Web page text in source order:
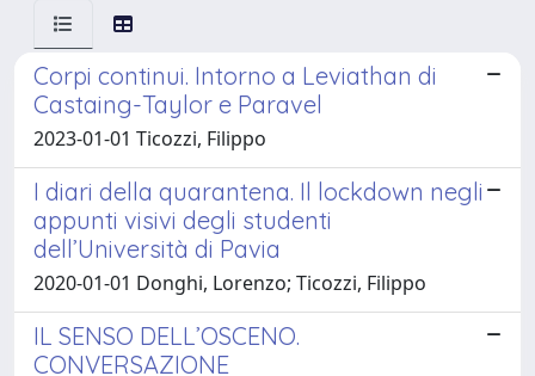
Corpi continui. Intorno a Leviathan di
Castaing-Taylor e Paravel
2023-01-01 Ticozzi, Filippo
I diari della quarantena. Il lockdown negli
appunti visivi degli studenti
dell’Università di Pavia
2020-01-01 Donghi, Lorenzo; Ticozzi, Filippo
IL SENSO DELL’OSCENO.
CONVERSAZIONE